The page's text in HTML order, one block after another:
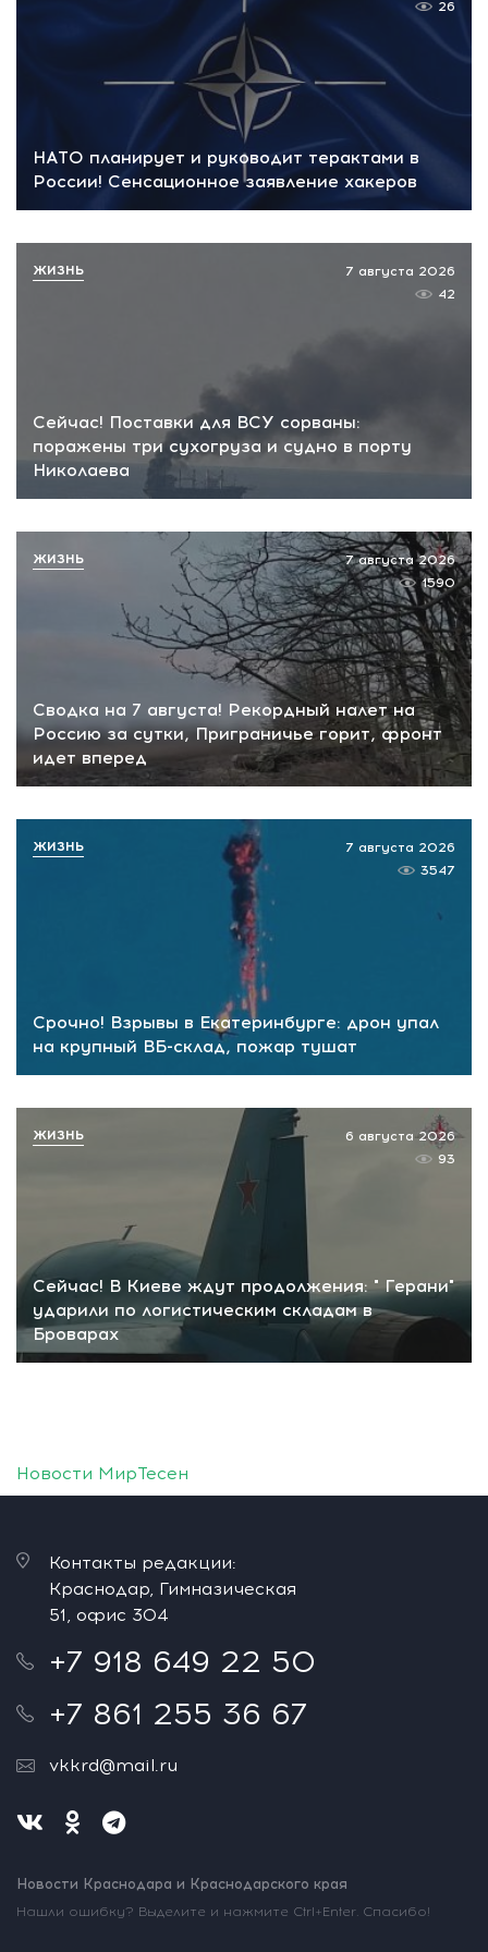
НАТО планирует и руководит терактами в
России! Сенсационное заявление хакеров
26
Сейчас! Поставки для ВСУ сорваны:
поражены три сухогруза и судно в порту
Николаева
7 августа 2026
42
ЖИЗНЬ
Сводка на 7 августа! Рекордный налет на
Россию за сутки, Приграничье горит, фронт
идет вперед
7 августа 2026
1590
ЖИЗНЬ
Срочно! Взрывы в Екатеринбурге: дрон упал
на крупный ВБ-склад, пожар тушат
7 августа 2026
3547
ЖИЗНЬ
Сейчас! В Киеве ждут продолжения: " Герани"
ударили по логистическим складам в
Броварах
6 августа 2026
93
ЖИЗНЬ
Новости МирТесен
Контакты редакции:
Краснодар, Гимназическая
51, офис 304
+7 918 649 22 50
+7 861 255 36 67
vkkrd@mail.ru
Новости Краснодара и Краснодарского края
Нашли ошибку? Выделите и нажмите Ctrl+Enter. Спасибо!